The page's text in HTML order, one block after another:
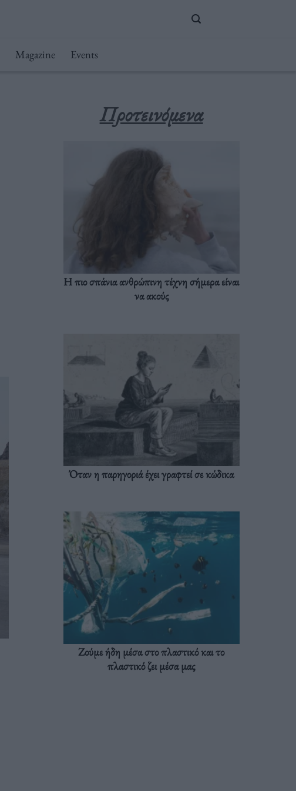
Magazine Events
Προτεινόμενα
Η πιο σπάνια ανθρώπινη τέχνη σήμερα είναι
να ακούς
Όταν η παρηγοριά έχει γραφτεί σε κώδικα
Ζούμε ήδη μέσα στο πλαστικό και το
πλαστικό ζει μέσα μας